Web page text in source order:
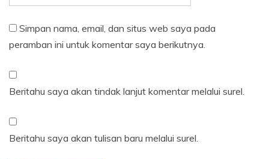
Simpan nama, email, dan situs web saya pada
peramban ini untuk komentar saya berikutnya.
Beritahu saya akan tindak lanjut komentar melalui surel.
Beritahu saya akan tulisan baru melalui surel.